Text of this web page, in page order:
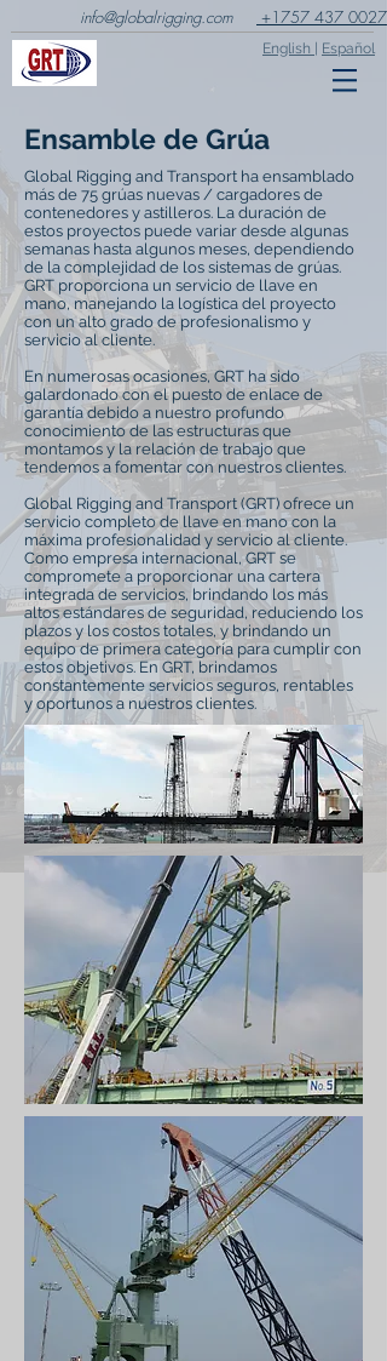
info@globalrigging.com +1757 437 0027
English Español
Ensamble de Grúa
Global Rigging and Transport ha ensamblado
más de 75 grúas nuevas / cargadores de
contenedores y astilleros. La duración de
estos proyectos puede variar desde algunas
semanas hasta algunos meses, dependiendo
de la complejidad de los sistemas de grúas.
GRT proporciona un servicio de llave en
mano, manejando la logística del proyecto
con un alto grado de profesionalismo y
servicio al cliente.
En numerosas ocasiones, GRT ha sido
galardonado con el puesto de enlace de
garantía debido a nuestro profundo
conocimiento de las estructuras que
montamos y la relación de trabajo que
tendemos a fomentar con nuestros clientes.
Global Rigging and Transport (GRT) ofrece un
servicio completo de llave en mano con la
máxima profesionalidad y servicio al cliente.
Como empresa internacional, GRT se
compromete a proporcionar una cartera
integrada de servicios, brindando los más
altos estándares de seguridad, reduciendo los
plazos y los costos totales, y brindando un
equipo de primera categoría para cumplir con
estos objetivos. En GRT, brindamos
constantemente servicios seguros, rentables
y oportunos a nuestros clientes.